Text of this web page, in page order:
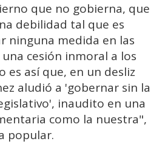
que no gobierna, que
debilidad tal que es
ninguna medida en las
cesión inmoral a los
es así que, en un desliz
aludió a 'gobernar sin la
inaudito en una
como la nuestra",
popular.